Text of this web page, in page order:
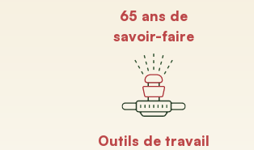
65 ans de
savoir-faire
Outils de travail